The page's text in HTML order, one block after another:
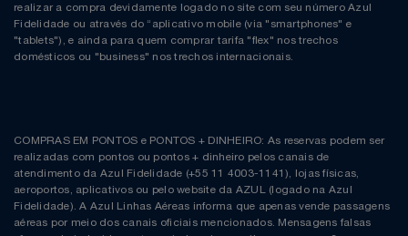
realizar a compra devidamente logado no site com seu número Azul
Fidelidade ou através do “aplicativo mobile (via "smartphones" e
"tablets"), e ainda para quem comprar tarifa "flex" nos trechos
domésticos ou "business" nos trechos internacionais.
COMPRAS EM PONTOS e PONTOS + DINHEIRO: As reservas podem ser
realizadas com pontos ou pontos + dinheiro pelos canais de
atendimento da Azul Fidelidade (+55 11 4003-1141), lojas físicas,
aeroportos, aplicativos ou pelo website da AZUL (logado na Azul
Fidelidade). A Azul Linhas Aéreas informa que apenas vende passagens
aéreas por meio dos canais oficiais mencionados. Mensagens falsas